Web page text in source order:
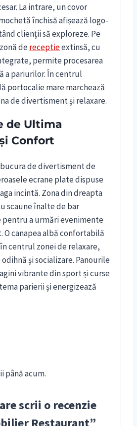
La intrare, un covor
închisă afișează logo-
clienții să exploreze. Pe
dereceptieextinsă, cu
permite procesarea
a pariurilor. În centrul
portocalie mare marchează
de divertisment și relaxare.
de Ultima
Confort
de divertisment de
ecrane plate dispuse
incintă. Zona din dreapta
scaune înalte de bar
a urmări evenimente
canapea albă confortabilă
centrul zonei de relaxare,
și socializare. Panourile
vibrante din sport și curse
parierii și energizează
până acum.
scrii o recenzie